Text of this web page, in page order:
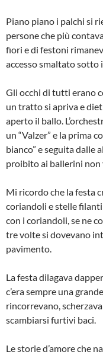
Piano piano i palchi si
persone che più
fiori e di festoni
accesso smaltato sotto
Gli occhi di tutti erano
un tratto si apriva e
aperto il ballo.
un “Valzer” e la prima
bianco” e seguita dalle
proibito ai ballerini non
Mi ricordo che la festa
coriandoli e stelle
con i coriandoli, se ne
tre volte si dovevano
pavimento.
La festa dilagava
c’era sempre una
rincorrevano,
scambiarsi furtivi baci.
Le storie d’amore che